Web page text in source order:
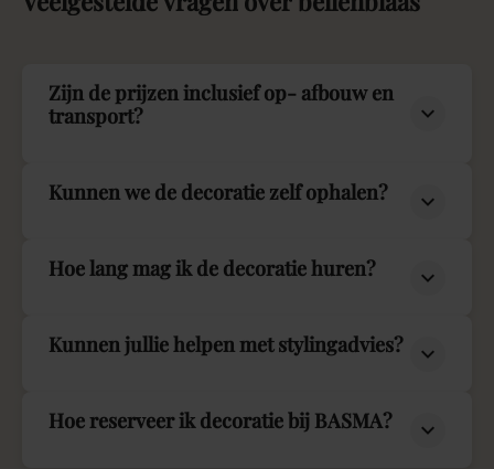
Zijn de prijzen inclusief op- afbouw en
transport?
Kunnen we de decoratie zelf ophalen?
Hoe lang mag ik de decoratie huren?
Kunnen jullie helpen met stylingadvies?
Hoe reserveer ik decoratie bij BASMA?